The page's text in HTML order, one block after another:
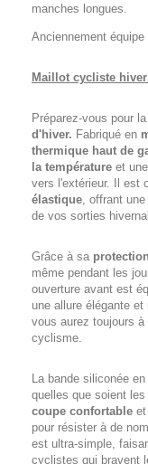
manches longues.
Anciennement
Maillot cycliste
Préparez-vous pour
d'hiver. Fabriqué en
thermique haut de
la température et une
vers l'extérieur. Il est
élastique, offrant
de vos sorties
Grâce à sa
même pendant les
ouverture avant est
une allure élégante
vous aurez toujours
cyclisme.
La bande siliconée
quelles que soient
coupe confortable
pour résister à de
est ultra-simple,
cyclistes qui bravent